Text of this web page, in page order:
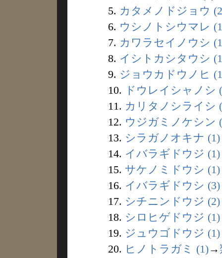
5. カタメノドジョウ
6. ウシノトシウマレ
7. カワラセイノウシ
8. イシトカシタウシ
9. ジョウカドウノヒ
10.
ドウレイシャノシ
11. カリタノシライシ
12. ウジガミノケシン
13. シラガノオキナ (1)
14. イバラギドウジ (1)
15. サケノミドウシ (1)
16. イバラギドウシ (3)
17. シチニンドウジ (2)
18. シロヒゲドウジ (1)
19. ジュウゴドウジ (1)
20. ヒノトラガミ (1)→